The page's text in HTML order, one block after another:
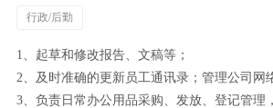
行政/后勤
1、起草和修改报告、文稿等；
2、及时准确的更新员工通讯录；管理公司网
3、负责日常办公用品采购、发放、登记管理